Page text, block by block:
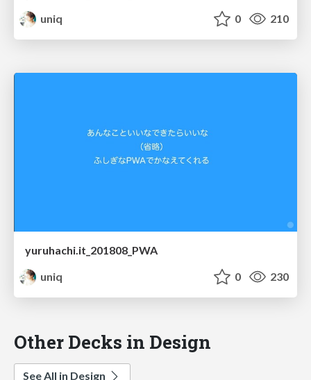
uniq
0 210
yuruhachi.it_201808_PWA
uniq
0 230
Other Decks in Design
See All in Design